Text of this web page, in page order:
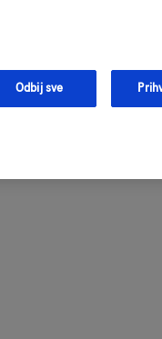
Odbij sve